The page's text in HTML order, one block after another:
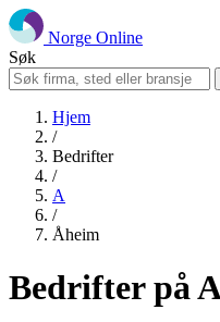
Norge Online
Søk
Hjem
/
Bedrifter
/
A
/
Åheim
Bedrifter på